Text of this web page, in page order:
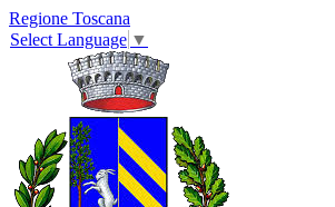
Regione Toscana
Select Language ▼